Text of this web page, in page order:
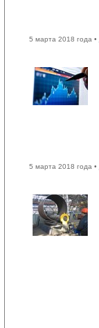
5 марта 2018 года •
5 марта 2018 года •